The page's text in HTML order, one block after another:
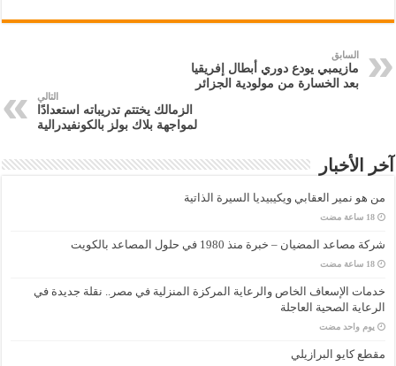
السابق
مازيمبي يودع دوري أبطال إفريقيا
بعد الخسارة من مولودية الجزائر
التالي
الزمالك يختتم تدريباته استعدادًا
لمواجهة بلاك بولز بالكونفيدرالية
آخر الأخبار
من هو نمير العقابي ويكيبيديا السيرة الذاتية
‏18 ساعة مضت
شركة مصاعد المضيان – خبرة منذ 1980 في حلول المصاعد بالكويت
‏18 ساعة مضت
خدمات الإسعاف الخاص والرعاية المركزة المنزلية في مصر.. نقلة جديدة في
الرعاية الصحية العاجلة
‏يوم واحد مضت
مقطع كايو البرازيلي